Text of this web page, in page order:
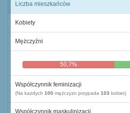
Liczba mieszkańców
Kobiety
Mężczyźni
50,7%
Współczynnik feminizacji
(Na każdych 100 mężczyzn przypada 103 kobiet)
Współczynnik maskulinizacji